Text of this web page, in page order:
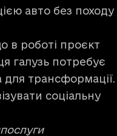
авто без походу
в роботі проєкт
галузь потребує
для трансформації.
соціальну